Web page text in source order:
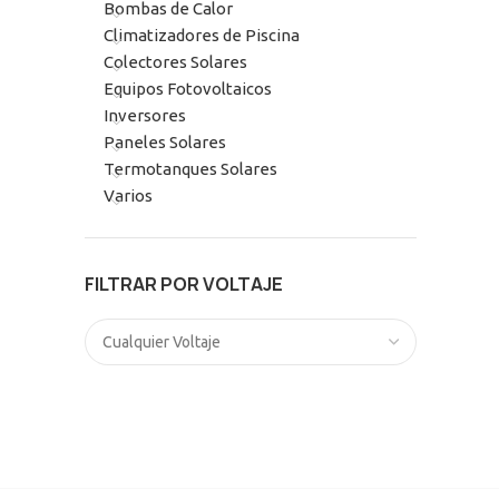
Bombas de Calor
Climatizadores de Piscina
Colectores Solares
Equipos Fotovoltaicos
Inversores
Paneles Solares
Termotanques Solares
Varios
FILTRAR POR VOLTAJE